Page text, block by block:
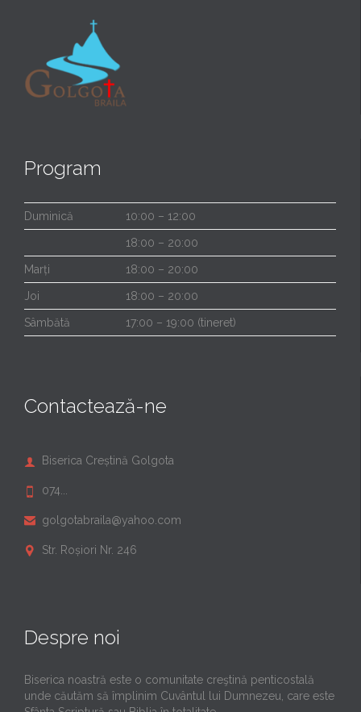
Program
Duminică 10:00 – 12:00
18:00 – 20:00
Marți 18:00 – 20:00
Joi 18:00 – 20:00
Sâmbătă 17:00 – 19:00 (tineret)
Contactează-ne
 Biserica Creștină Golgota
 074...
 golgotabraila@yahoo.com
 Str. Roșiori Nr. 246
Despre noi
Biserica noastră este o comunitate creştină penticostală
unde căutăm să împlinim Cuvântul lui Dumnezeu, care este